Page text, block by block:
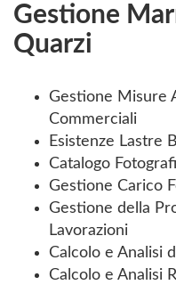
Gestione
Quarzi
Gestione Misure
Commerciali
Esistenze Lastre
Catalogo
Gestione Carico
Gestione della
Lavorazioni
Calcolo e Analisi
Calcolo e Analisi